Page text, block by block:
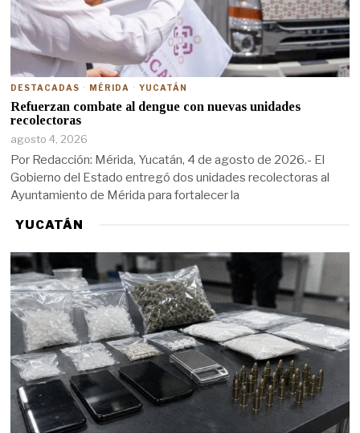
DESTACADAS · MÉRIDA · YUCATÁN
Refuerzan combate al dengue con nuevas unidades
recolectoras
agosto 4, 2026
Por Redacción: Mérida, Yucatán, 4 de agosto de 2026.- El
Gobierno del Estado entregó dos unidades recolectoras al
Ayuntamiento de Mérida para fortalecer la
YUCATÁN